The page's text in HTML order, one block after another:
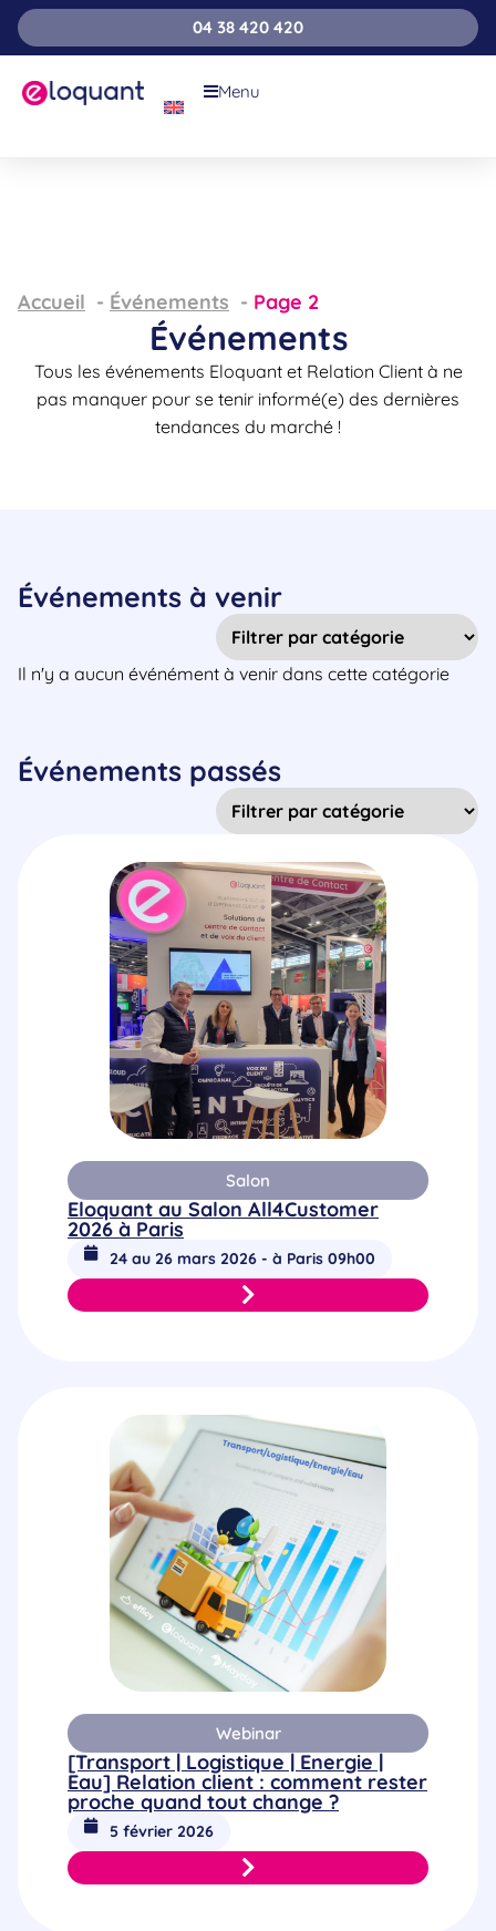
04 38 420 420
Menu
Accueil Événements Page 2
Événements
Tous les événements Eloquant et Relation Client à ne
pas manquer pour se tenir informé(e) des dernières
tendances du marché !
Événements à venir
Il n'y a aucun événément à venir dans cette catégorie
Événements passés
Salon
Eloquant au Salon All4Customer
2026 à Paris
24 au 26 mars 2026 - à Paris 09h00
Webinar
[Transport | Logistique | Energie |
Eau] Relation client : comment rester
proche quand tout change ?
5 février 2026